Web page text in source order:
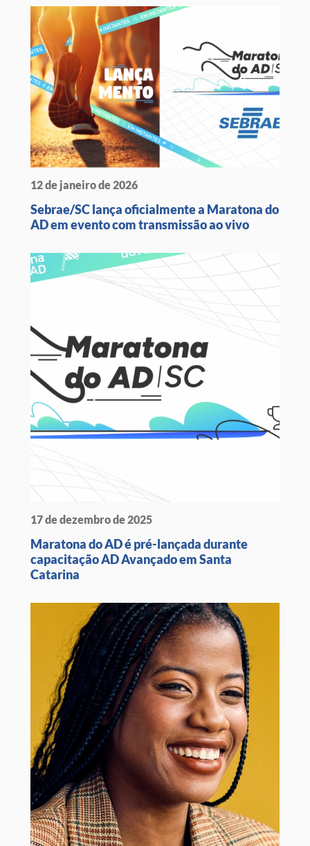
12 de janeiro de 2026
Sebrae/SC lança oficialmente a Maratona do
AD em evento com transmissão ao vivo
17 de dezembro de 2025
Maratona do AD é pré-lançada durante
capacitação AD Avançado em Santa
Catarina